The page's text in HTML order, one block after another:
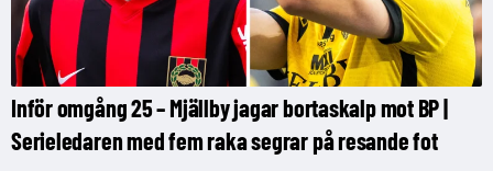
Inför omgång 25 – Mjällby jagar bortaskalp mot BP |
Serieledaren med fem raka segrar på resande fot